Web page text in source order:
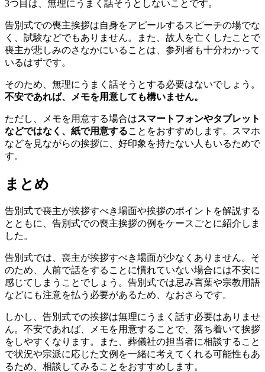
3つ目は、無理にうまく話そうとしないことです。
告別式での喪主挨拶は自身をアピールするスピーチの場でな
く、試験などでもありません。また、故人を亡くしたことで
喪主が悲しみのさなかにいることは、参列者も十分わかって
いるはずです。
そのため、無理にうまく話そうとする必要はないでしょう。
不安であれば、メモを用意しても構いません。
ただし、メモを用意する場合はスマートフォンやタブレット
などではなく、紙で用意することをおすすめします。スマホ
などを見ながらの挨拶に、好印象を持たない人もいるためで
す。
まとめ
告別式で喪主が挨拶すべき場面や挨拶のポイントを解説する
とともに、告別式での喪主挨拶の例をケースごとに紹介しま
した。
告別式では、喪主が挨拶すべき場面が少なくありません。そ
のため、人前で話をすることに慣れていない場合には不安に
感じてしまうことでしょう。告別式では忌み言葉や宗教用語
などにも注意を払う必要があるため、なおさらです。
しかし、告別式での挨拶は無理にうまく話す必要はありませ
ん。不安であれば、メモを用意することで、落ち着いて挨拶
をしやすくなります。また、葬儀社の担当者に相談すること
で状況や宗派に応じた文例を一緒に考えてくれる可能性もあ
るため、相談してみることをおすすめします。